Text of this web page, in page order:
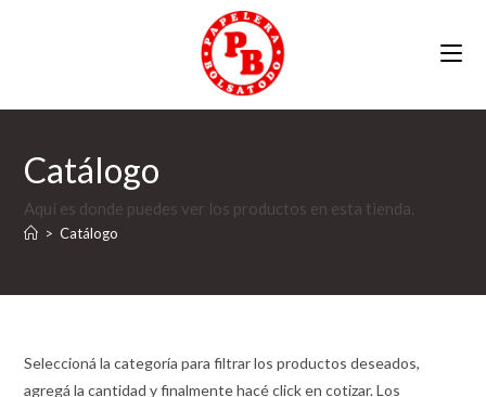
Catálogo
Aquí es donde puedes ver los productos en esta tienda.
> Catálogo
Seleccioná la categoría para filtrar los productos deseados,
agregá la cantidad y finalmente hacé click en cotizar. Los